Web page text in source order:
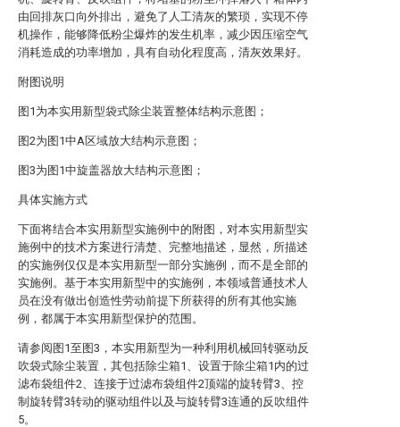
由回排灰口向外排出，避免了人工清灰的繁琐，实现不停
机操作，能够降低粉尘爆炸的发生机率，减少因压缩空气
消耗造成的功率增加，具有自动化程度高，清灰效果好。
附图说明
图1为本实用新型袋式除尘装置整体结构示意图；
图2为图1中A区域放大结构示意图；
图3为图1中旋盖器放大结构示意图；
具体实施方式
下面将结合本实用新型实施例中的附图，对本实用新型实
施例中的技术方案进行清楚、完整地描述，显然，所描述
的实施例仅仅是本实用新型一部分实施例，而不是全部的
实施例。基于本实用新型中的实施例，本领域普通技术人
员在没有做出创造性劳动前提下所获得的所有其他实施
例，都属于本实用新型保护的范围。
请参阅图1至图3，本实用新型为一种利用机械回转驱动反
吹袋式除尘装置，其包括除尘箱1、设置于除尘箱1内的过
滤布袋组件2、连接于过滤布袋组件2顶端的旋转臂3、控
制旋转臂3转动的驱动组件以及与旋转臂3连通的反吹组件
5。